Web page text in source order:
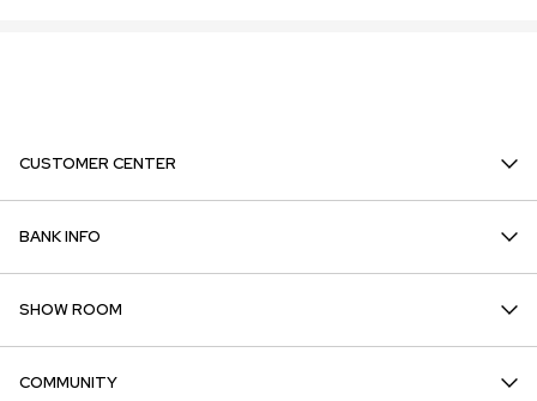
CUSTOMER CENTER
BANK INFO
SHOW ROOM
COMMUNITY